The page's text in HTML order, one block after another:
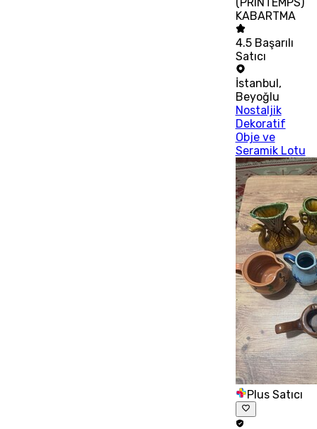
KABARTMA
4.5 Başarılı
Satıcı
İstanbul,
Beyoğlu
Nostaljik
Dekoratif
Obje ve
Seramik Lotu
Plus Satıcı